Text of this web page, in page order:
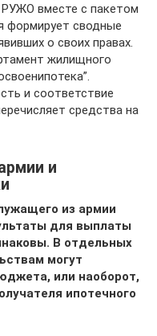
РУЖО вместе с пакетом
формирует сводные
о своих правах.
жилищного
и соответствие
средства на
и
из армии
для выплаты
В отдельных
могут
или наоборот,
ипотечного